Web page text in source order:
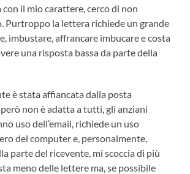
con il mio carattere, cerco di non
Purtroppo la lettera richiede un grande
imbustare, affrancare imbucare e costa
una risposta bassa da parte della
è stata affiancata dalla posta
non è adatta a tutti, gli anziani
uso dell’email, richiede un uso
del computer e, personalmente,
parte del ricevente, mi scoccia di più
meno delle lettere ma, se possibile